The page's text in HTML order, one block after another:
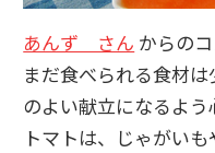
あんず さん からの
まだ食べられる食材
のよい献立になるよ
トマトは、じゃがい